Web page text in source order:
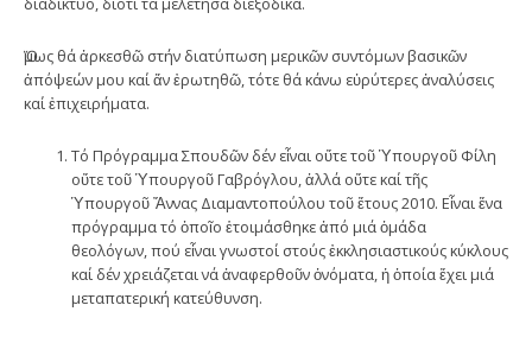
Ὅμως θά ἀρκεσθῶ στήν διατύπωση μερικῶν συντόμων βασικῶν
ἀπόψεών μου καί ἄν ἐρωτηθῶ, τότε θά κάνω εὐρύτερες ἀναλύσεις
καί ἐπιχειρήματα.
Τό Πρόγραμμα Σπουδῶν δέν εἶναι οὔτε τοῦ Ὑπουργοῦ Φίλη
οὔτε τοῦ Ὑπουργοῦ Γαβρόγλου, ἀλλά οὔτε καί τῆς
Ὑπουργοῦ Ἄννας Διαμαντοπούλου τοῦ ἔτους 2010. Εἶναι ἕνα
πρόγραμμα τό ὁποῖο ἑτοιμάσθηκε ἀπό μιά ὁμάδα
θεολόγων, πού εἶναι γνωστοί στούς ἐκκλησιαστικούς κύκλους
καί δέν χρειάζεται νά ἀναφερθοῦν ὀνόματα, ἡ ὁποία ἔχει μιά
μεταπατερική κατεύθυνση.